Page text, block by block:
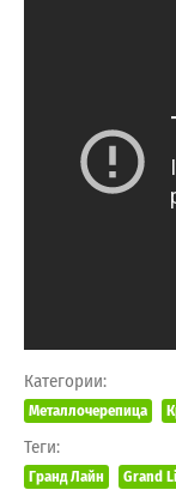
Категории:
Металлочерепица
Теги:
Гранд Лайн Grand